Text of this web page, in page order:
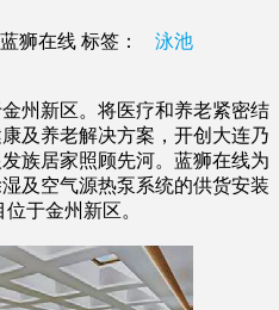
狮在线 标签：
泳池
州新区。将医疗和养老紧密结
及养老解决方案，开创大连乃
族居家照顾先河。蓝狮在线为
湿及空气源热泵系统的供货安装
于金州新区。